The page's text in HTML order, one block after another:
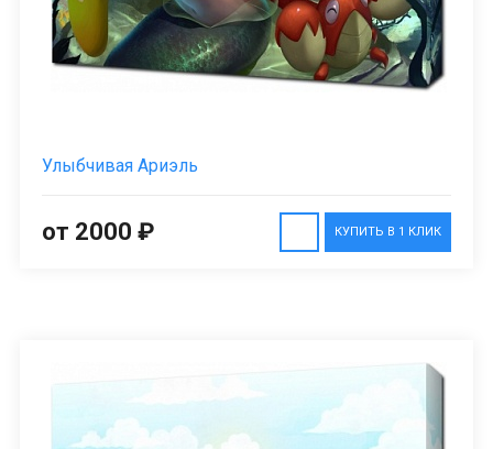
Улыбчивая Ариэль
КУПИТЬ В 1 КЛИК
от 2000 ₽